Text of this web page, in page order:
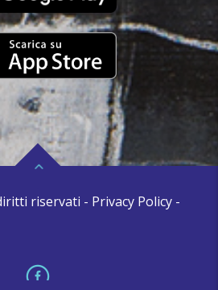
riservati - Privacy Policy -